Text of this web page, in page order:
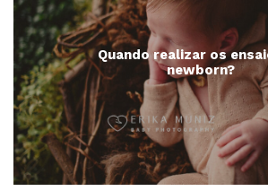
Quando realizar os
newborn?